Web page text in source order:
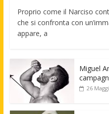
Proprio come il Narciso
che si confronta con
appare, a
Miguel
26